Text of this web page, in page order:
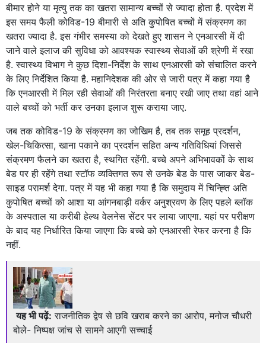
बीमार होने या मृत्यु तक का खतरा सामान्य बच्चों से ज्यादा होता है. प्रदेश में
इस समय फैली कोविड-19 बीमारी से अति कुपोषित बच्चों में संक्रमण का
खतरा ज्यादा है. इस गंभीर समस्या को देखते हुए शासन ने एनआरसी में दी
जाने वाले इलाज की सुविधा को आवश्यक स्वास्थ्य सेवाओं की श्रेणी में रखा
है. स्वास्थ्य विभाग ने कुछ दिशा-निर्देश के साथ एनआरसी को संचालित करने
के लिए निर्देशित किया है. महानिदेशक की ओर से जारी पत्र में कहा गया है
कि एनआरसी में मिल रही सेवाओं की निरंतरता बनाए रखी जाए तथा वहां आने
वाले बच्चों को भर्ती कर उनका इलाज शुरू कराया जाए.
जब तक कोविड-19 के संक्रमण का जोखिम है, तब तक समूह प्रदर्शन,
खेल-चिकित्सा, खाना पकाने का प्रदर्शन सहित अन्य गतिविधियां जिससे
संक्रमण फैलने का खतरा है, स्थगित रहेंगी. बच्चे अपने अभिभावकों के साथ
बेड पर ही रहेंगे तथा स्टॉफ व्यक्तिगत रूप से उनके बेड के पास जाकर बेड-
साइड परामर्श देगा. पत्र में यह भी कहा गया है कि समुदाय में चिन्ह्ति अति
कुपोषित बच्चों को आशा या आंगनबाड़ी वर्कर अनुश्रवण के लिए पहले ब्लॉक
के अस्पताल या करीबी हेल्थ वेलनेस सेंटर पर लाया जाएगा. यहां पर परीक्षण
के बाद यह निर्धारित किया जाएगा कि बच्चे को एनआरसी रेफर करना है कि
नहीं.
यह भी पढ़ें: राजनीतिक द्वेष से छवि खराब करने का आरोप, मनोज चौधरी
बोले- निष्पक्ष जांच से सामने आएगी सच्चाई